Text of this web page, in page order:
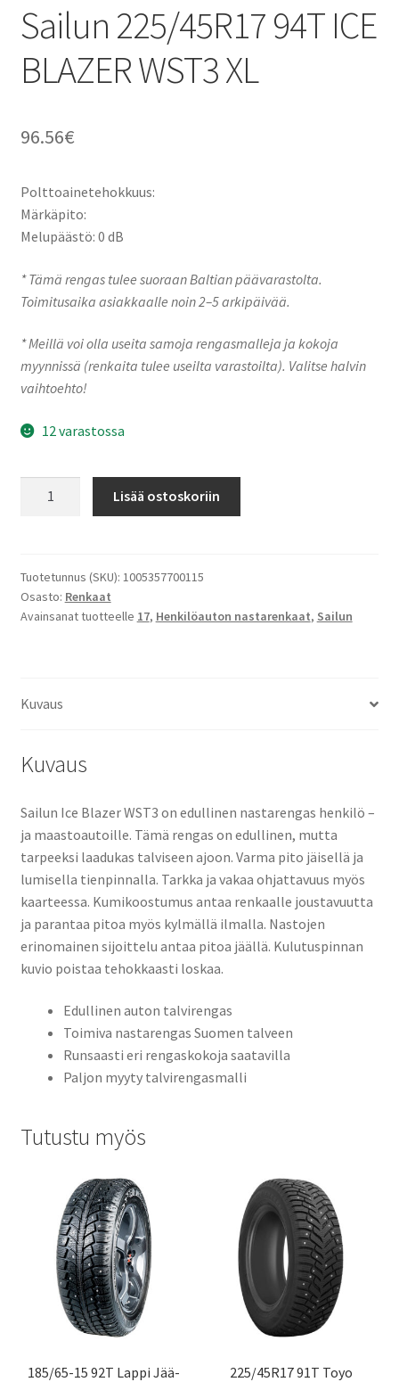
Sailun 225/45R17 94T ICE
BLAZER WST3 XL
96.56€
Polttoainetehokkuus:
Märkäpito:
Melupäästö: 0 dB
* Tämä rengas tulee suoraan Baltian päävarastolta.
Toimitusaika asiakkaalle noin 2–5 arkipäivää.
* Meillä voi olla useita samoja rengasmalleja ja kokoja
myynnissä (renkaita tulee useilta varastoilta). Valitse halvin
vaihtoehto!
12 varastossa
BLAZER
WST3
XL
Lisää ostoskoriin
Tuotetunnus (SKU): 1005357700115
Osasto: Renkaat
Avainsanat tuotteelle 17, Henkilöauton nastarenkaat, Sailun
Kuvaus
Kuvaus
Sailun Ice Blazer WST3 on edullinen nastarengas henkilö –
ja maastoautoille. Tämä rengas on edullinen, mutta
tarpeeksi laadukas talviseen ajoon. Varma pito jäisellä ja
lumisella tienpinnalla. Tarkka ja vakaa ohjattavuus myös
kaarteessa. Kumikoostumus antaa renkaalle joustavuutta
ja parantaa pitoa myös kylmällä ilmalla. Nastojen
erinomainen sijoittelu antaa pitoa jäällä. Kulutuspinnan
kuvio poistaa tehokkaasti loskaa.
Edullinen auton talvirengas
Toimiva nastarengas Suomen talveen
Runsaasti eri rengaskokoja saatavilla
Paljon myyty talvirengasmalli
Tutustu myös
185/65-15 92T Lappi Jää-
225/45R17 91T Toyo